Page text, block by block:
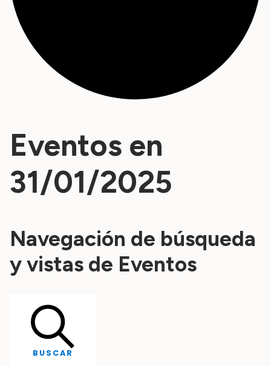
Eventos en
31/01/2025
Navegación de búsqueda
y vistas de Eventos
BUSCAR